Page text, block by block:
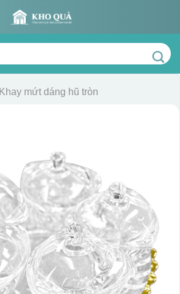
Khay mứt dáng hũ tròn